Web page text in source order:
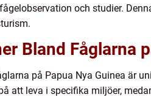
och studier.
Bland Fåglarna
på Papua Nya Guinea är
att leva i specifika miljöer,